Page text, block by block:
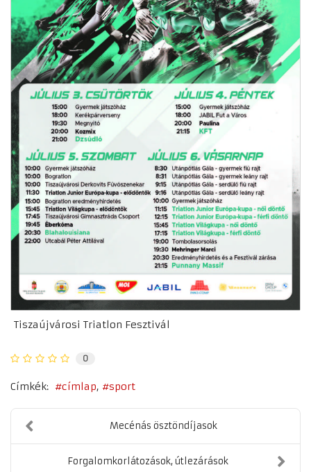
Tiszaújvárosi Triatlon Fesztivál
0
Címkék: címlap sport
Mecénás ösztöndíjasok
Forgalomkorlátozások, útlezárások